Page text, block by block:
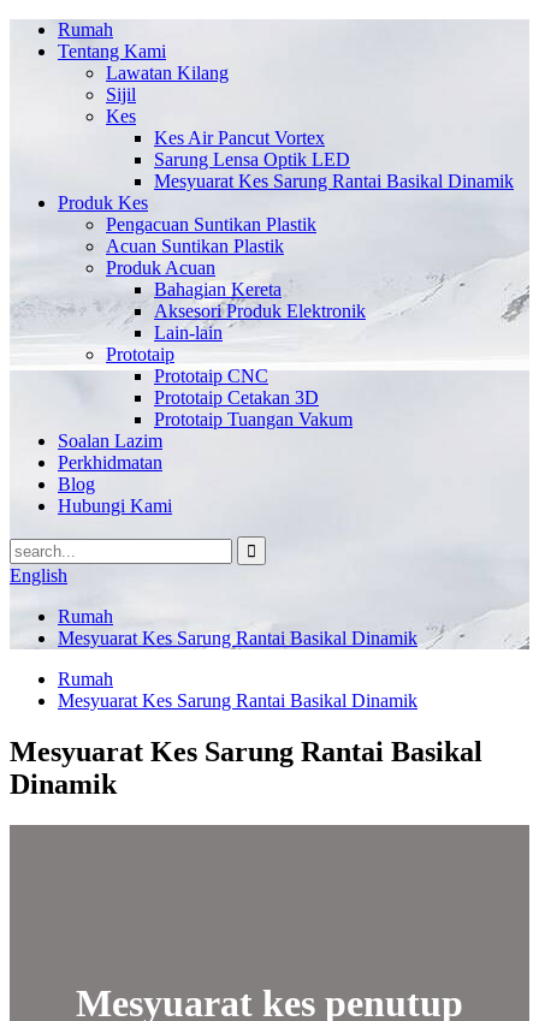
Rumah
Tentang Kami
Lawatan Kilang
Sijil
Kes
Kes Air Pancut Vortex
Sarung Lensa Optik LED
Mesyuarat Kes Sarung Rantai Basikal Dinamik
Produk Kes
Pengacuan Suntikan Plastik
Acuan Suntikan Plastik
Produk Acuan
Bahagian Kereta
Aksesori Produk Elektronik
Lain-lain
Prototaip
Prototaip CNC
Prototaip Cetakan 3D
Prototaip Tuangan Vakum
Soalan Lazim
Perkhidmatan
Blog
Hubungi Kami
English
Rumah
Mesyuarat Kes Sarung Rantai Basikal Dinamik
Rumah
Mesyuarat Kes Sarung Rantai Basikal Dinamik
Mesyuarat Kes Sarung Rantai Basikal
Dinamik
Mesyuarat kes penutup